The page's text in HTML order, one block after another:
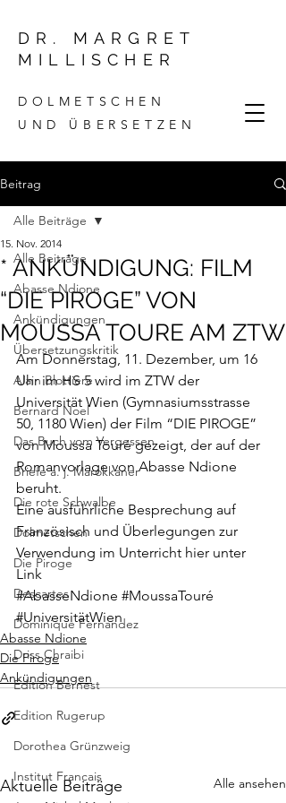
DR. MARGRET
MILLISCHER
DOLMETSCHEN
UND ÜBERSETZEN
Beitrag
Alle Beiträge
Abasse Ndione
Ankündigungen
Übersetzungskritik
Alain Blottiere
Bernard Noel
Das Buch vom Vergessen
Briefe a. j. Marokkaner
Die rote Schwalbe
Dolmetschen
Die Piroge
Descartes
Dominique Fernandez
Driss Chraibi
Edition Bernest
Edition Rugerup
Dorothea Grünzweig
Institut Francais
Alle Beiträge
* ANKÜNDIGUNG: FILM
“DIE PIROGE” VON
MOUSSA TOURE AM ZTW
15. Nov. 2014
Am Donnerstag, 11. Dezember, um 16
Uhr im HS 5 wird im ZTW der
Universität Wien (Gymnasiumsstrasse
50, 1180 Wien) der Film “DIE PIROGE”
von Moussa Touré gezeigt, der auf der
Romanvorlage von Abasse Ndione
beruht.
Eine ausführliche Besprechung auf
Französisch und Überlegungen zur
Verwendung im Unterricht hier unter
Link
#AbasseNdione #MoussaTouré
#UniversitätWien
Abasse Ndione
Die Piroge
Ankündigungen
Aktuelle Beiträge Alle ansehen